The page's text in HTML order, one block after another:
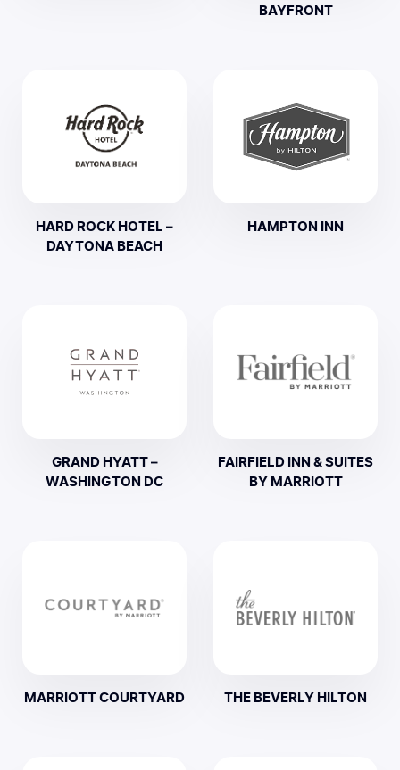
BAYFRONT
HARD ROCK HOTEL –
DAYTONA BEACH
HAMPTON INN
GRAND HYATT –
WASHINGTON DC
FAIRFIELD INN & SUITES
BY MARRIOTT
MARRIOTT COURTYARD THE BEVERLY HILTON